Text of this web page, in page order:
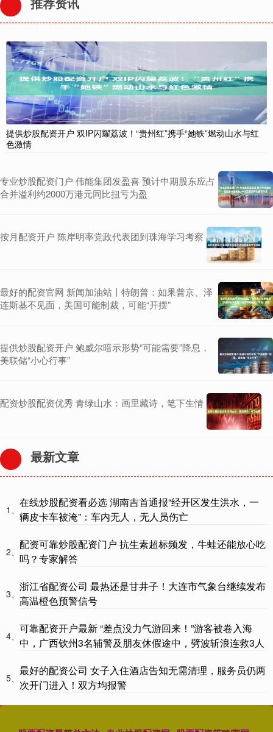
提供炒股配资开户 双IP闪耀荔波！“贵州红”携手“她铁”燃动山水与红
色激情
专业炒股配资门户 伟能集团发盈喜 预计中期股东应占
合并溢利约2000万港元同比扭亏为盈
按月配资开户 陈岸明率党政代表团到珠海学习考察
最好的配资官网 新闻加油站丨特朗普：如果普京、泽
连斯基不见面，美国可能制裁，可能“开摆”
提供炒股配资开户 鲍威尔暗示形势“可能需要”降息，
美联储“小心行事”
配资炒股配资优秀 青绿山水：画里藏诗，笔下生情
最新文章
1、
在线炒股配资看必选 湖南吉首通报“经开区发生洪水，一
辆皮卡车被淹”：车内无人，无人员伤亡
2、
配资可靠炒股配资门户 抗生素超标频发，牛蛙还能放心吃
吗？专家解答
3、
浙江省配资公司 最热还是甘井子！大连市气象台继续发布
高温橙色预警信号
4、
可靠配资开户最新 “差点没力气游回来！”游客被卷入海
中，广西钦州3名辅警及朋友休假途中，劈波斩浪连救3人
5、
最好的配资公司 女子入住酒店告知无需清理，服务员仍两
次开门进入！双方均报警